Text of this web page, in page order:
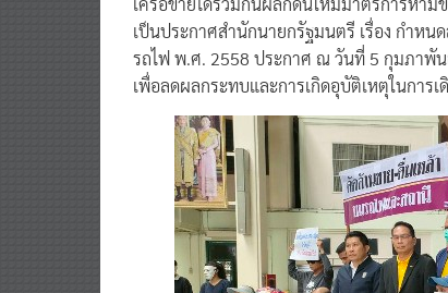
เป็นประกาศสำนักนายกรัฐมนตรี เรื่อง กำห
รถไฟ พ.ศ. 2558 ประกาศ ณ วันที่ 5 กุมภาพั
เพื่อลดผลกระทบและการเกิดอุบัติเหตุในการ